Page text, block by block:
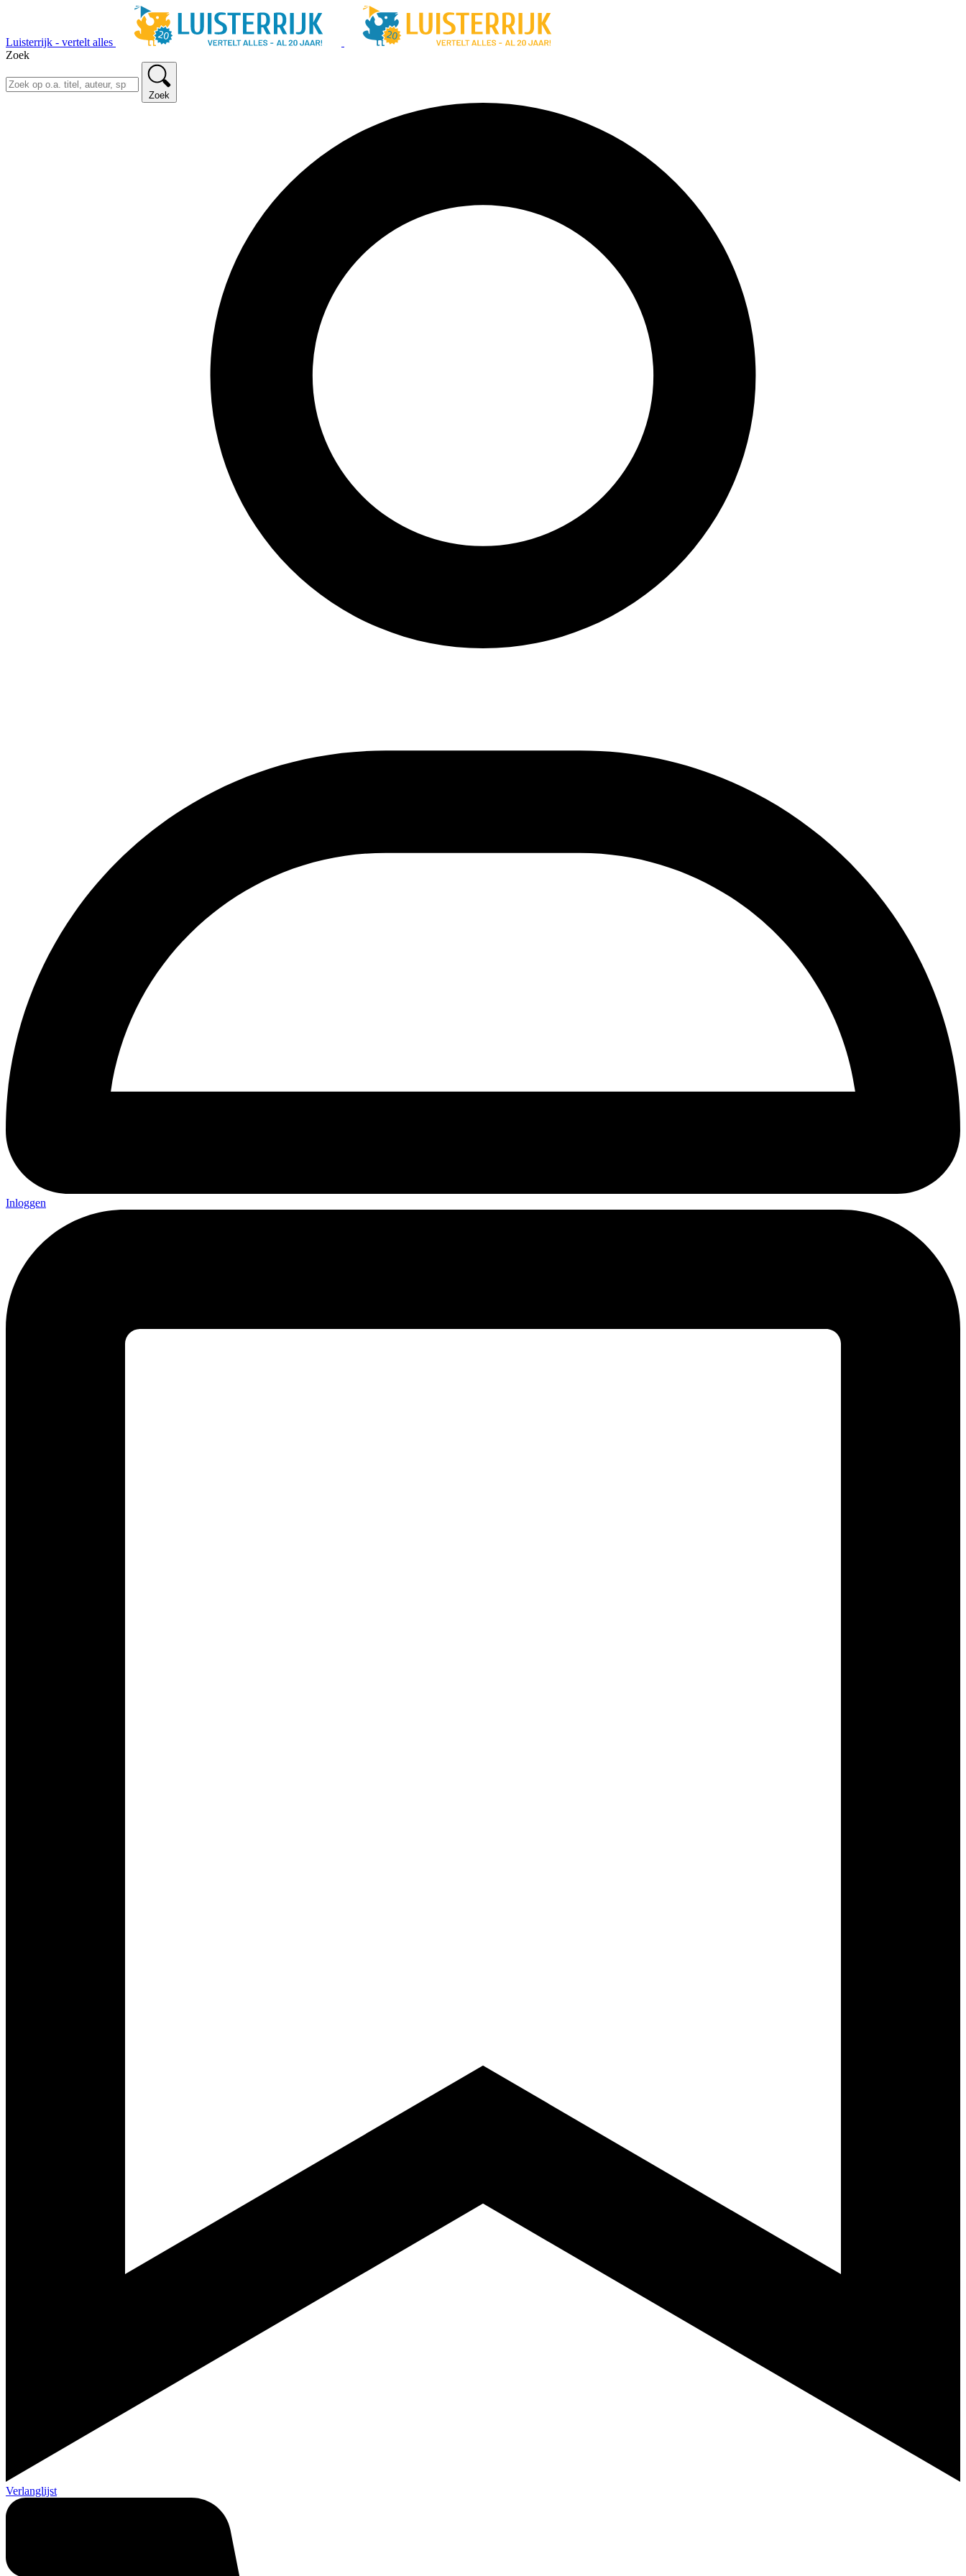
Luisterrijk - vertelt alles
Zoek
Zoek
Inloggen
Verlanglijst